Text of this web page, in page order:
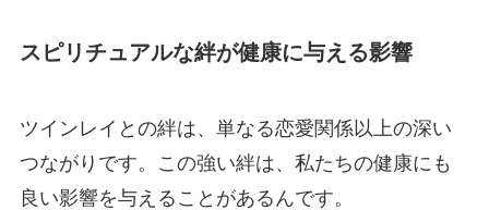
スピリチュアルな絆が健康に与える影響
ツインレイとの絆は、単なる恋愛関係以上の深い
つながりです。この強い絆は、私たちの健康にも
良い影響を与えることがあるんです。